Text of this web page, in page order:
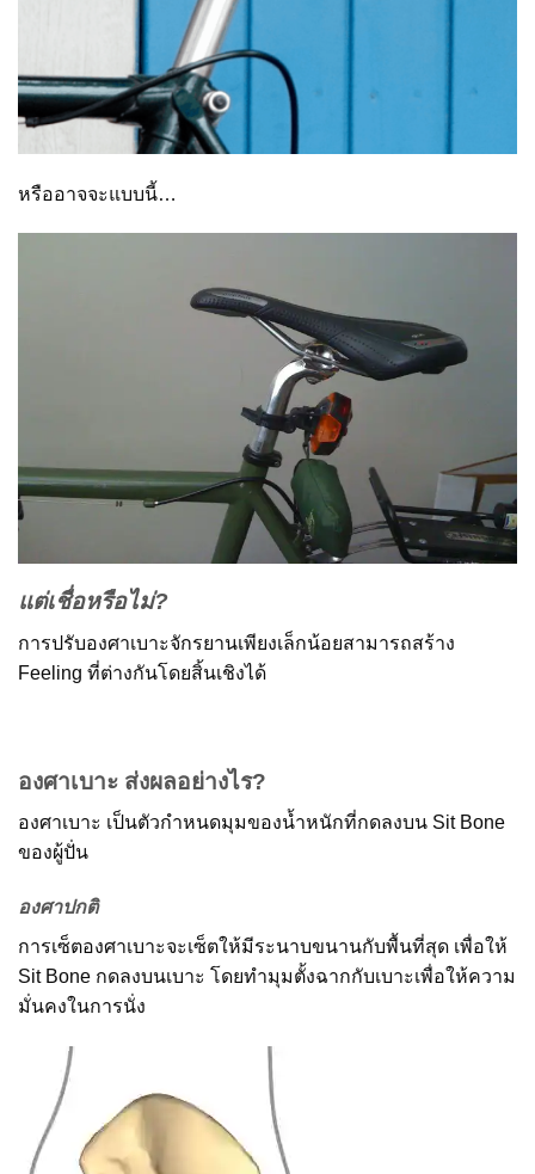
หรืออาจจะแบบนี้…
แต่เชื่อหรือไม่?
การปรับองศาเบาะจักรยานเพียงเล็กน้อยสามารถสร้าง
Feeling ที่ต่างกันโดยสิ้นเชิงได้
องศาเบาะ ส่งผลอย่างไร?
องศาเบาะ เป็นตัวกำหนดมุมของน้ำหนักที่กดลงบน Sit Bone
ของผู้ปั่น
องศาปกติ
การเซ็ตองศาเบาะจะเซ็ตให้มีระนาบขนานกับพื้นที่สุด เพื่อให้
Sit Bone กดลงบนเบาะ โดยทำมุมตั้งฉากกับเบาะเพื่อให้ความ
มั่นคงในการนั่ง